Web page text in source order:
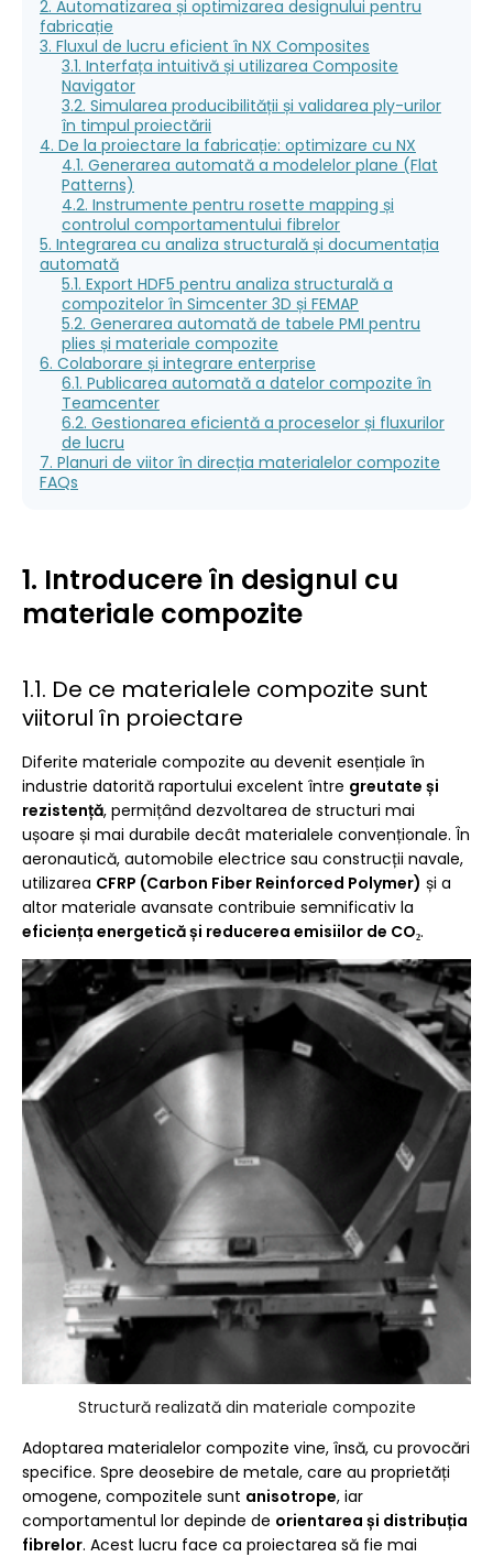
2. Automatizarea și optimizarea designului pentru
fabricație
3. Fluxul de lucru eficient în NX Composites
3.1. Interfața intuitivă și utilizarea Composite
Navigator
3.2. Simularea producibilității și validarea ply-urilor
în timpul proiectării
4. De la proiectare la fabricație: optimizare cu NX
4.1. Generarea automată a modelelor plane (Flat
Patterns)
4.2. Instrumente pentru rosette mapping și
controlul comportamentului fibrelor
5. Integrarea cu analiza structurală și documentația
automată
5.1. Export HDF5 pentru analiza structurală a
compozitelor în Simcenter 3D și FEMAP
5.2. Generarea automată de tabele PMI pentru
plies și materiale compozite
6. Colaborare și integrare enterprise
6.1. Publicarea automată a datelor compozite în
Teamcenter
6.2. Gestionarea eficientă a proceselor și fluxurilor
de lucru
7. Planuri de viitor în direcția materialelor compozite
FAQs
1. Introducere în designul cu
materiale compozite
1.1. De ce materialele compozite sunt
viitorul în proiectare
Diferite materiale compozite au devenit esențiale în
industrie datorită raportului excelent între greutate și
rezistență, permițând dezvoltarea de structuri mai
ușoare și mai durabile decât materialele convenționale. În
aeronautică, automobile electrice sau construcții navale,
utilizarea CFRP (Carbon Fiber Reinforced Polymer) și a
altor materiale avansate contribuie semnificativ la
eficiența energetică și reducerea emisiilor de CO₂.
Structură realizată din materiale compozite
Adoptarea materialelor compozite vine, însă, cu provocări
specifice. Spre deosebire de metale, care au proprietăți
omogene, compozitele sunt anisotrope, iar
comportamentul lor depinde de orientarea și distribuția
fibrelor. Acest lucru face ca proiectarea să fie mai